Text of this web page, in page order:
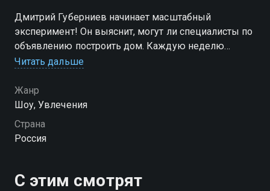
Дмитрий Губерниев начинает масштабный
эксперимент! Он выяснит, могут ли специалисты по
объявлению построить дом. Каждую неделю
ведущий и приглашённые эксперты будут
сегментов - дешёвого, среднего и дорогого
Посмотреть онлайн 1 сезон сериала Черный список.
Стройка вы можете совершенно бесплатно в
Читать дальше
Жанр
Шоу, Увлечения
Страна
Россия
С этим смотрят